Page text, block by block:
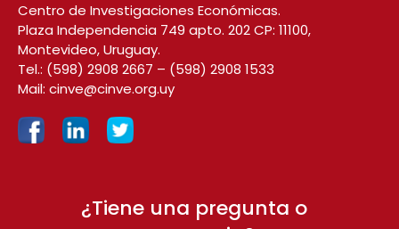
Centro de Investigaciones Económicas.
Plaza Independencia 749 apto. 202 CP: 11100,
Montevideo, Uruguay.
Tel.: (598) 2908 2667 – (598) 2908 1533
Mail: cinve@cinve.org.uy
¿Tiene una pregunta o